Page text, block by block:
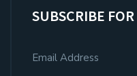
SUBSCRIBE